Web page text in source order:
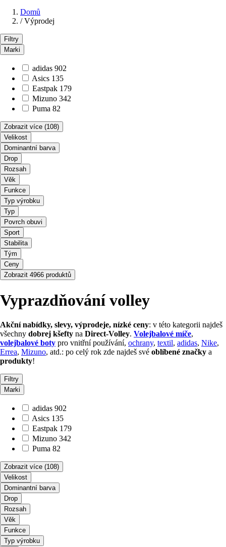
Domů
/ Výprodej
Filtry
Marki
adidas 902
Asics 135
Eastpak 179
Mizuno 342
Puma 82
Zobrazit více (108)
Velikost
Dominantní barva
Drop
Rozsah
Věk
Funkce
Typ výrobku
Typ
Povrch obuvi
Sport
Stabilita
Tým
Ceny
Zobrazit 4966 produktů
Vyprazdňování volley
Akční nabídky, slevy, výprodeje, nízké ceny: v této kategorii najdeš
všechny dobrej kšefty na Direct-Volley. Volejbalové míče,
volejbalové boty pro vnitřní používání, ochrany, textil, adidas, Nike,
Errea, Mizuno, atd.: po celý rok zde najdeš své oblíbené značky a
produkty!
Filtry
Marki
adidas 902
Asics 135
Eastpak 179
Mizuno 342
Puma 82
Zobrazit více (108)
Velikost
Dominantní barva
Drop
Rozsah
Věk
Funkce
Typ výrobku